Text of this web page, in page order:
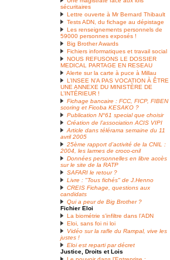
sécuritaires
Lettre ouverte à Mr Bernard Thibault
Tests ADN, du fichage au dépistage
Les renseignements personnels de
59000 personnes exposés !
Big Brother Awards
Fichiers informatiques et travail social
NOUS REFUSONS LE DOSSIER
MEDICAL PARTAGE EN RESEAU
Alerte sur la carte à puce à Millau
L’INSEE N’A PAS VOCATION À ÊTRE
UNE ANNEXE DU MINISTÈRE DE
L’INTÉRIEUR !
Fichage bancaire : FCC, FICP, FIBEN
scoring et Ficoba KESAKO ?
Publication N°61 special que choisir
Création de l’association ACIS VIPI
Article dans télérama semaine du 11
avril 2005
25ème rapport d’activité de la CNIL :
2004, les larmes de croco-cnil
Données personnelles en libre accès
sur le site de la RATP
SAFARI le retour ?
Livre : "Tous fichés" de J.Henno
CREIS Fichage, questions aux
candidats
Qui a peur de Big Brother ?
Fichier Eloi
La biométrie s’infiltre dans l’ADN
Eloi, sans foi ni loi
Vidéo sur la rafle du Rampal, vive les
justes !
Eloi est reparti par décret
Justice, Droits et Lois